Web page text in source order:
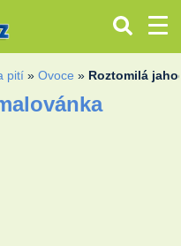
pití »Ovoce » Roztomilá